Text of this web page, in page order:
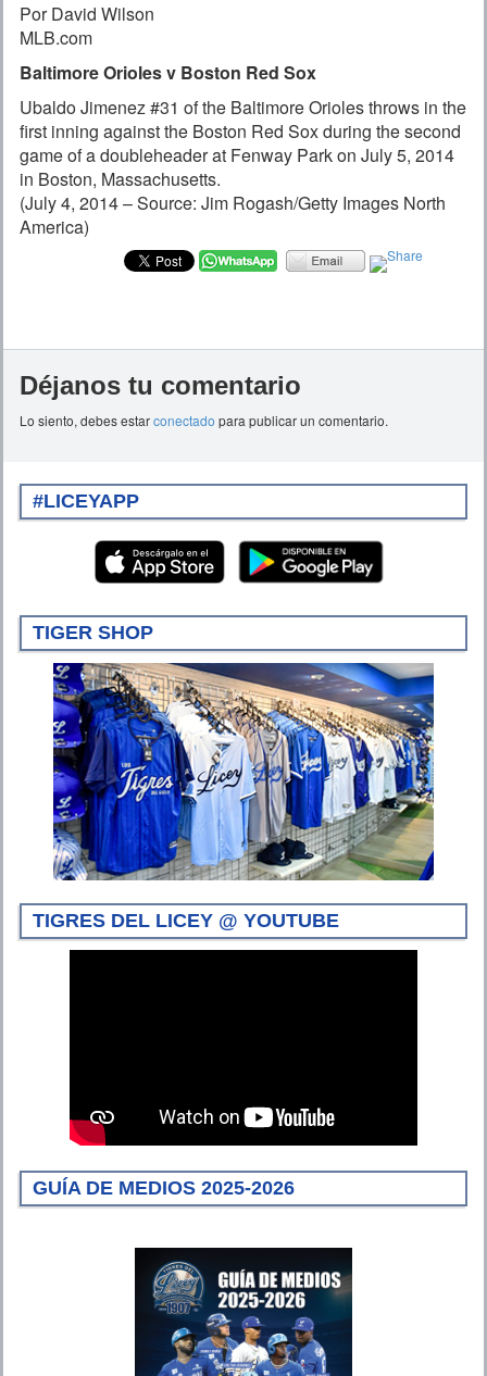
Por David Wilson
MLB.com
Baltimore Orioles v Boston Red Sox
Ubaldo Jimenez #31 of the Baltimore Orioles throws in the
first inning against the Boston Red Sox during the second
game of a doubleheader at Fenway Park on July 5, 2014
in Boston, Massachusetts.
(July 4, 2014 – Source: Jim Rogash/Getty Images North
America)
Déjanos tu comentario
Lo siento, debes estarconectado para publicar un comentario.
#LICEYAPP
TIGER SHOP
TIGRES DEL LICEY @ YOUTUBE
GUÍA DE MEDIOS 2025-2026